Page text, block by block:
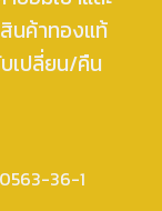
นค้าทองแท้
เปลี่ยน/คืน
36-1